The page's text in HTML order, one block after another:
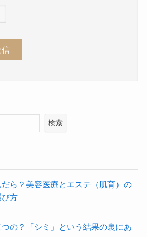
検索
ら？美容医療とエステ（肌育）の
方
の？「シミ」という結果の裏にあ